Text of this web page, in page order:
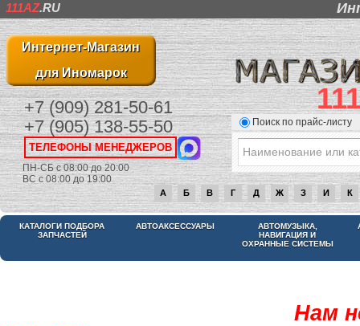
111AZ.RU
Интернет-Магазин
для Иномарок
+7 (909) 281-50-61
+7 (905) 138-55-50
ТЕЛЕФОНЫ МЕНЕДЖЕРОВ
ПН-СБ с 08:00 до 20:00
ВС с 08:00 до 19:00
Поиск по прайс-листу
А Б В Г Д Ж З И К
КАТАЛОГИ ПОДБОРА
ЗАПЧАСТЕЙ
АВТОАКСЕССУАРЫ
АВТОМУЗЫКА,
НАВИГАЦИЯ И
ОХРАННЫЕ СИСТЕМЫ
Нам